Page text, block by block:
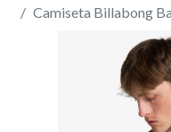
Camiseta Billabong